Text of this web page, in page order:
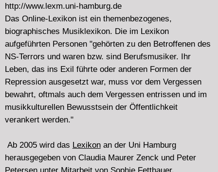
Diatribes: C.Bondy, D'incise, Dragos Tara, Sara Galan,
Adam Bohman & Adrian Northover, Dekorder, Heddy
Boubaker & Birgit Ulher, Hydra, Stefan Wolpe u.a.
Freitag 16.3.2012 22.00 - 0.00
zu Kulturbetrieb und Sponsoring,
angeregt vom"Offenen Brief" (6.2.12)von Mathias
Spahlinger. In dem er die Ablehnung eines Honorars von